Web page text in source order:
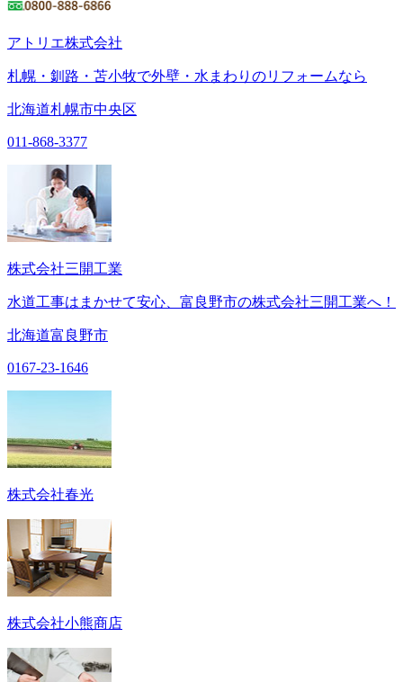
アトリエ株式会社
札幌・釧路・苫小牧で外壁・水まわりのリフォームなら
北海道札幌市中央区
011-868-3377
株式会社三開工業
水道工事はまかせて安心、富良野市の株式会社三開工業へ！
北海道富良野市
0167-23-1646
株式会社春光
株式会社小熊商店